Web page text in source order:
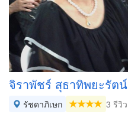
จิราพัชร์ สุธาทิพยะรัตน์
รัชดาภิเษก 3 รีวิว